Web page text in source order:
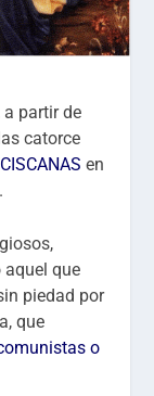
a partir de
catorce
en
que
piedad por
que
o